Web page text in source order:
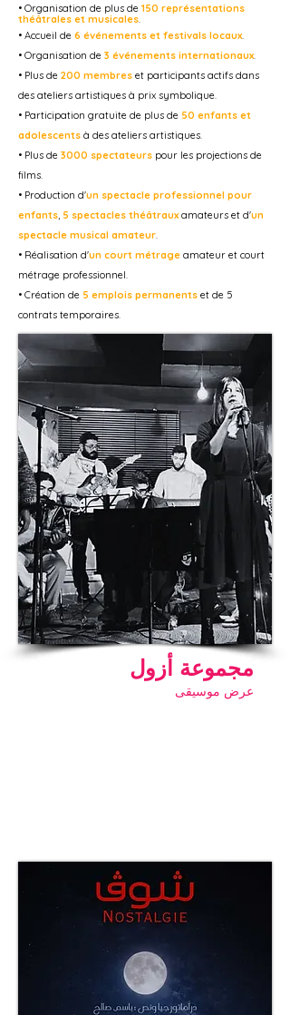
• Organisation de plus de 150 représentations
théâtrales et musicales.
• Accueil de 6 événements et festivals locaux.
• Organisation de 3 événements internationaux.
• Plus de 200 membres et participants actifs dans
des ateliers artistiques à prix symbolique.
• Participation gratuite de plus de 50 enfants et
adolescents à des ateliers artistiques.
• Plus de 3000 spectateurs pour les projections de
films.
• Production d'un spectacle professionnel pour
enfants, 5 spectacles théâtraux amateurs et d'un
spectacle musical amateur.
• Réalisation d'un court métrage amateur et court
métrage professionnel.
• Création de 5 emplois permanents et de 5
contrats temporaires.
مجموعة أزول
عرض موسيقى